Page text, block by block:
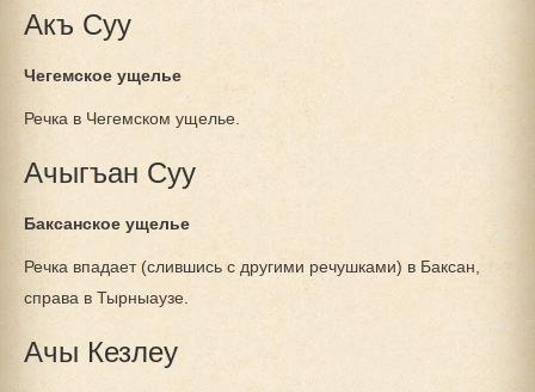
Акъ Суу
Чегемское ущелье
Речка в Чегемском ущелье.
Ачыгъан Суу
Баксанское ущелье
Речка впадает (слившись с другими речушками) в Баксан,
справа в Тырныаузе.
Ачы Кезлеу